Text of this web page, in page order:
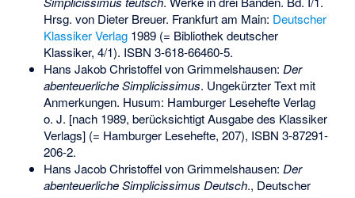
Hrsg. von Dieter Breuer. Frankfurt am Main: Deutscher
Klassiker Verlag1989 (= Bibliothek deutscher
Klassiker, 4/1). ISBN 3-618-66460-5.
Hans Jakob Christoffel von Grimmelshausen: Der
abenteuerliche Simplicissimus. Ungekürzter Text mit
Anmerkungen. Husum: Hamburger Lesehefte Verlag
o. J. [nach 1989, berücksichtigt Ausgabe des Klassiker
Verlags] (= Hamburger Lesehefte, 207), ISBN 3-87291-
206-2.
Hans Jacob Christoffel von Grimmelshausen: Der
abenteuerliche Simplicissimus Deutsch., Deutscher